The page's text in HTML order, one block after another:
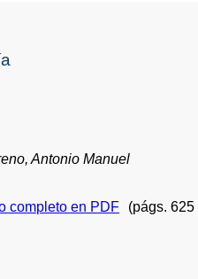
Antonio Manuel
completo en PDF (págs.